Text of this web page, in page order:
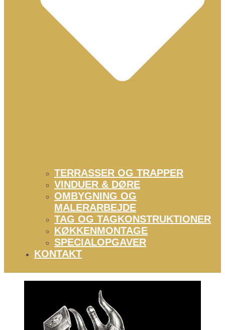
TERRASSER OG TRAPPER
VINDUER & DØRE
OMBYGNING OG
MALERARBEJDE
TAG OG TAGKONSTRUKTIONER
KØKKENMONTAGE
SPECIALOPGAVER
KONTAKT